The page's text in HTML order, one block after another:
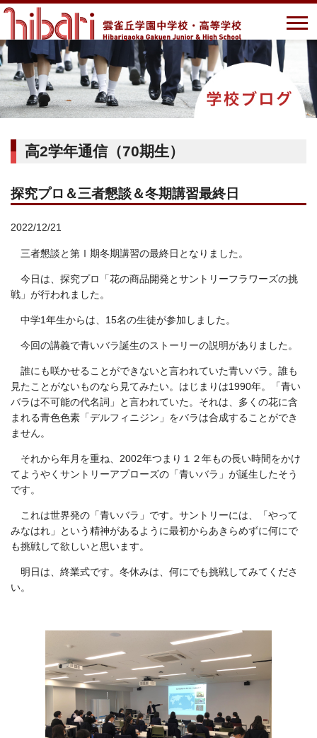
高2学年通信（70期生）
探究プロ＆三者懇談＆冬期講習最終日
2022/12/21
三者懇談と第Ⅰ期冬期講習の最終日となりました。
今日は、探究プロ
「花の商品開発とサントリーフラワーズの挑
戦」が行われました。
中学1年生からは、15名の生徒が参加しました。
今回の講義で青いバラ誕生のストーリーの説明がありました。
誰にも咲かせることができないと言われていた青いバラ。誰も
見たことがないものなら見てみたい。はじまりは1990年。「青い
バラは不可能の代名詞」と言われていた。それは、多くの花に含
まれる青色色素「デルフィニジン」をバラは合成することができ
ません。
それから年月を重ね、2002年つまり１２年もの長い時間をかけ
てようやくサントリーアプローズの「青いバラ」が誕生したそう
です。
これは世界発の「青いバラ」です。サントリーには、「やって
みなはれ」という精神があるように最初からあきらめずに何にで
も挑戦して欲しいと思います。
明日は、終業式です。冬休みは、何にでも挑戦してみてくださ
い。